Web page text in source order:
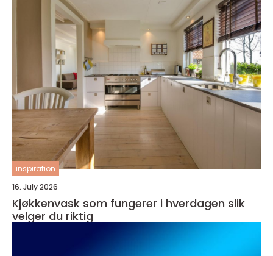
inspiration
16. July 2026
Kjøkkenvask som fungerer i hverdagen slik
velger du riktig